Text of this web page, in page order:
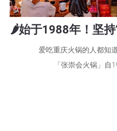
🌶始于1988年！坚持
爱吃重庆火锅的人都知
「张崇会火锅」自